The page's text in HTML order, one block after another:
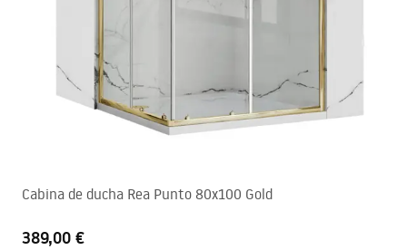
Cabina de ducha Rea Punto 80x100 Gold
389,00 €